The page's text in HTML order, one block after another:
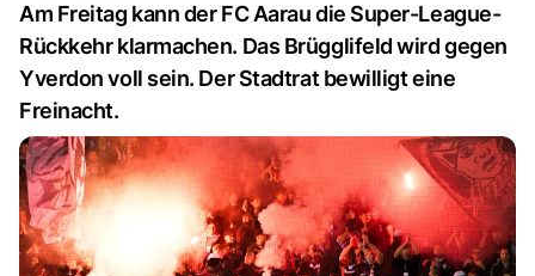
Am Freitag kann der FC Aarau die Super-League-
Rückkehr klarmachen. Das Brügglifeld wird gegen
Yverdon voll sein. Der Stadtrat bewilligt eine
Freinacht.